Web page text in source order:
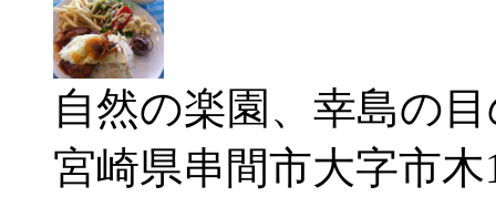
自然の楽園、幸島の
宮崎県串間市大字市木